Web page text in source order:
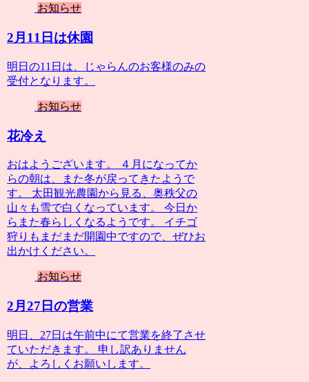
お知らせ
2月11日は休園
明日の11日は、じゃらんのお客様のみの
受付となります。
お知らせ
花冷え
おはようございます。 ４月になってか
らの朝は、また冬が戻ってきたようで
す。 太田観光農園から見る、奥秩父の
山々も雪で白くなっています。 今日か
らまた春らしくなるようです。 イチゴ
狩りもまだまだ開園中ですので、ぜひお
出かけください。
お知らせ
2月27日の営業
明日、27日は午前中にて営業を終了させ
ていただきます。 申し訳ありません
が、よろしくお願いします。